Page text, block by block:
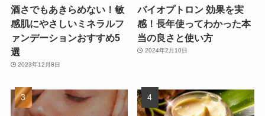
酒さでもあきらめない！敏
感肌にやさしいミネラルフ
ァンデーションおすすめ5
選
2023年12月8日
バイオプトロン 効果を実
感！長年使ってわかった本
当の良さと使い方
2024年2月10日